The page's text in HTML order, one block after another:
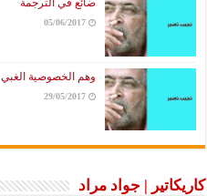
05/06/2017
وهم الخصوصية الغبي
29/05/2017
كاريكاتير | جواد مراد